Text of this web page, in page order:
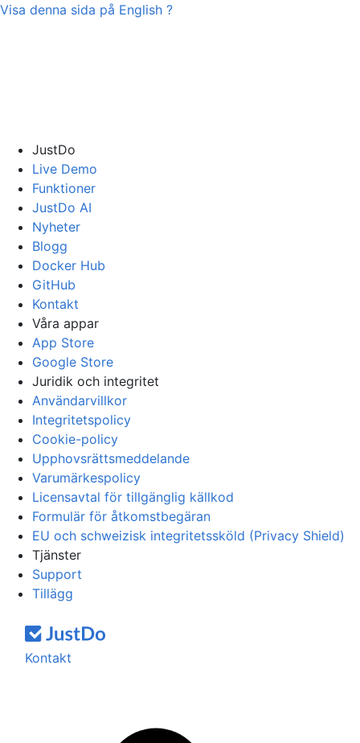
Visa denna sida på English ?
JustDo
Live Demo
Funktioner
JustDo AI
Nyheter
Blogg
Docker Hub
GitHub
Kontakt
Våra appar
App Store
Google Store
Juridik och integritet
Användarvillkor
Integritetspolicy
Cookie-policy
Upphovsrättsmeddelande
Varumärkespolicy
Licensavtal för tillgänglig källkod
Formulär för åtkomstbegäran
EU och schweizisk integritetssköld (Privacy Shield)
Tjänster
Support
Tillägg
Kontakt